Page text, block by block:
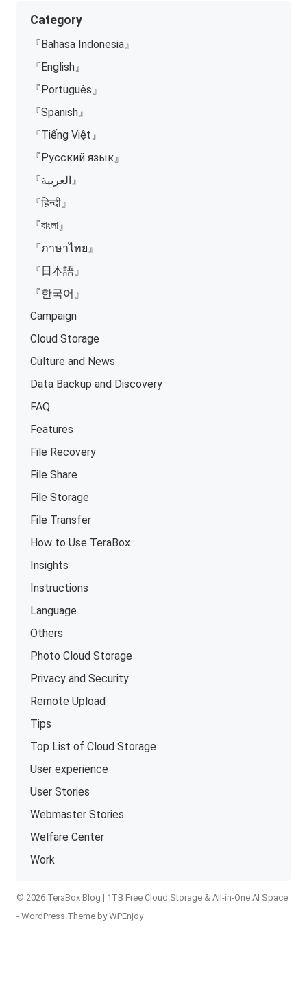
Category
『Bahasa Indonesia』
『English』
『Português』
『Spanish』
『Tiếng Việt』
『Русский язык』
『العربية』
『हिन्दी』
『বাংলা』
『ภาษาไทย』
『日本語』
『한국어』
Campaign
Cloud Storage
Culture and News
Data Backup and Discovery
FAQ
Features
File Recovery
File Share
File Storage
File Transfer
How to Use TeraBox
Insights
Instructions
Language
Others
Photo Cloud Storage
Privacy and Security
Remote Upload
Tips
Top List of Cloud Storage
User experience
User Stories
Webmaster Stories
Welfare Center
Work
© 2026 TeraBox Blog | 1TB Free Cloud Storage & All-in-One AI Space
-WordPress Theme byWPEnjoy